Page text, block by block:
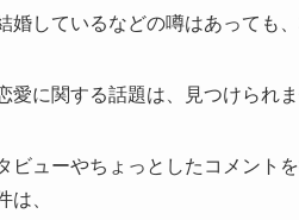
婚しているなどの噂はあっても
愛に関する話題は、見つけられま
ビューやちょっとしたコメント
は、